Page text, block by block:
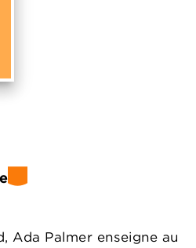
Ada Palmer enseigne au